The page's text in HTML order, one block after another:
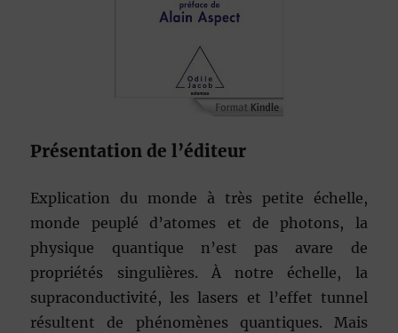
Présentation de l’éditeur
Explication du monde à très petite échelle,
monde peuplé d’atomes et de photons, la
physique quantique n’est pas avare de
propriétés singulières. À notre échelle, la
supraconductivité, les lasers et l’effet tunnel
résultent de phénomènes quantiques. Mais